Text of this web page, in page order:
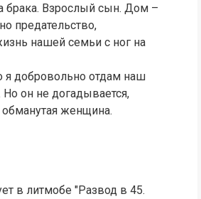
брака. Взрослый сын. Дом –
предательство,
нашей семьи с ног на
я добровольно отдам наш
он не догадывается,
обманутая женщина.
в литмобе "Развод в 45.